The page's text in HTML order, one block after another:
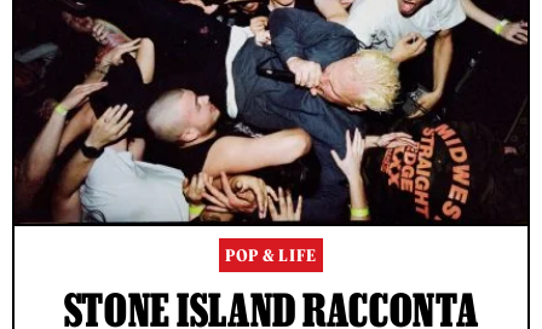
POP & LIFE
STONE ISLAND RACCONTA